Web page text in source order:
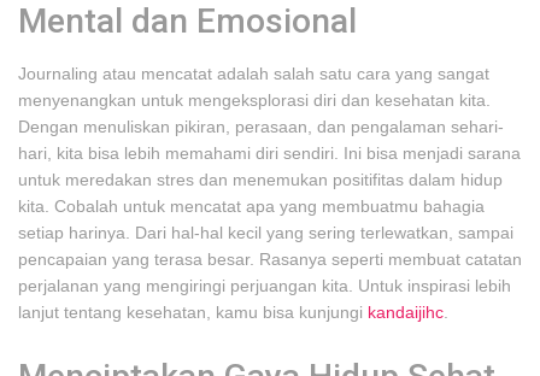
Mental dan Emosional
Journaling atau mencatat adalah salah satu cara yang sangat
menyenangkan untuk mengeksplorasi diri dan kesehatan kita.
Dengan menuliskan pikiran, perasaan, dan pengalaman sehari-
hari, kita bisa lebih memahami diri sendiri. Ini bisa menjadi sarana
untuk meredakan stres dan menemukan positifitas dalam hidup
kita. Cobalah untuk mencatat apa yang membuatmu bahagia
setiap harinya. Dari hal-hal kecil yang sering terlewatkan, sampai
pencapaian yang terasa besar. Rasanya seperti membuat catatan
perjalanan yang mengiringi perjuangan kita. Untuk inspirasi lebih
lanjut tentang kesehatan, kamu bisa kunjungi kandaijihc